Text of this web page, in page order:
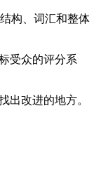
构、词汇和整体
受众的评分系
出改进的地方。